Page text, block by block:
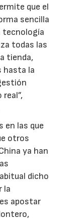
que el
sencilla
tecnología
todas las
tienda,
hasta la
en las que
otros
ya han
dicho
la
apostar